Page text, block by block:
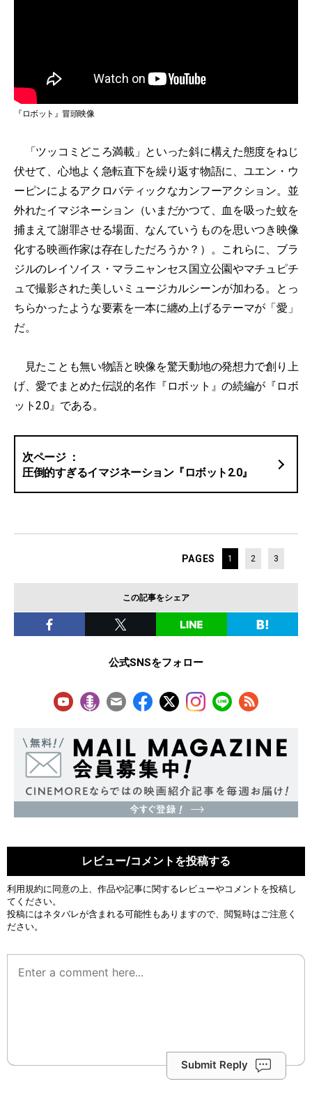
『ロボット』冒頭映像
「ツッコミどころ満載」といった斜に構えた態度をねじ
伏せて、心地よく急転直下を繰り返す物語に、ユエン・ウ
ーピンによるアクロバティックなカンフーアクション。並
外れたイマジネーション（いまだかつて、血を吸った蚊を
捕まえて謝罪させる場面、なんていうものを思いつき映像
化する映画作家は存在しただろうか？）。これらに、ブラ
ジルのレイソイス・マラニャンセス国立公園やマチュピチ
ュで撮影された美しいミュージカルシーンが加わる。とっ
ちらかったような要素を一本に纏め上げるテーマが「愛」
だ。
見たことも無い物語と映像を驚天動地の発想力で創り上
げ、愛でまとめた伝説的名作『ロボット』の続編が『ロボ
ット2.0』である。
圧倒的すぎるイマジネーション『ロボット2.0』
PAGES 1 2 3
この記事をシェア
公式SNSをフォロー
レビュー/コメントを投稿する
利用規約に同意の上、作品や記事に関するレビューやコメントを投稿し
てください。
投稿にはネタバレが含まれる可能性もありますので、閲覧時はご注意く
ださい。
Submit Reply